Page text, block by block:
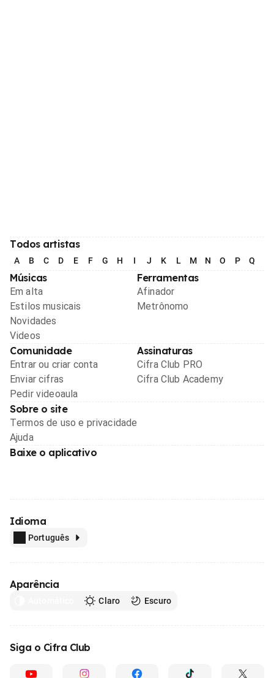
Todos artistas
A B C D E F G H I J K L M N O P Q
Músicas
Em alta
Estilos musicais
Novidades
Videos
Ferramentas
Afinador
Metrônomo
Comunidade
Entrar ou criar conta
Enviar cifras
Pedir videoaula
Assinaturas
Cifra Club PRO
Cifra Club Academy
Sobre o site
Termos de uso e privacidade
Ajuda
Baixe o aplicativo
Idioma
Português
Aparência
Claro Escuro
Siga o Cifra Club